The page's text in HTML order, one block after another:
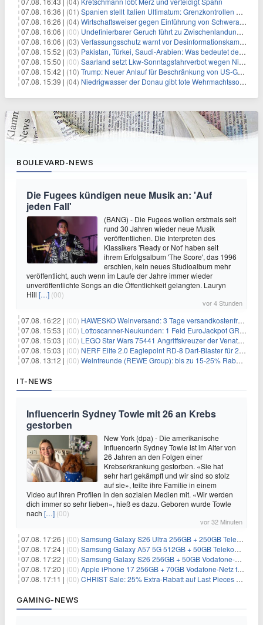
07.08. 16:36 | (01) Spanien stellt Italien Ultimatum: Grenzkontrollen beenden
07.08. 16:26 | (04) Wirtschaftsweiser gegen Einführung von Schwerarbeiter-Rente
07.08. 16:06 | (00) Undefinierbarer Geruch führt zu Zwischenlandung von Flieger
07.08. 16:06 | (03) Verfassungsschutz warnt vor Desinformationskampagne gegen Merz
07.08. 15:52 | (03) Pakistan, Türkei, Saudi-Arabien: Was bedeutet der neue Pakt?
07.08. 15:50 | (00) Saarland setzt Lkw-Sonntagsfahrverbot wegen Niedrigwasser aus
07.08. 15:42 | (10) Trump: Neuer Anlauf für Beschränkung von US-Geburtsrecht
07.08. 15:39 | (04) Niedrigwasser der Donau gibt tote Wehrmachtssoldaten frei
BOULEVARD-NEWS
Die Fugees kündigen neue Musik an: 'Auf
jeden Fall'
(BANG) - Die Fugees wollen erstmals seit
rund 30 Jahren wieder neue Musik
veröffentlichen. Die Interpreten des
Klassikers 'Ready or Not' haben seit
ihrem Erfolgsalbum 'The Score', das 1996
erschien, kein neues Studioalbum mehr
veröffentlicht, auch wenn im Laufe der Jahre immer wieder
unveröffentlichte Songs an die Öffentlichkeit gelangten. Lauryn
Hill […] (00)
vor 4 Stunden
07.08. 16:22 | (00) HAWESKO Weinversand: 3 Tage versandkostenfrei bestellen (MBW 25€)
07.08. 15:53 | (00) Lottoscanner-Neukunden: 1 Feld EuroJackpot GRATIS spielen
07.08. 15:03 | (00) LEGO Star Wars 75441 Angriffskreuzer der Venator-Klasse für 50,25€
07.08. 15:03 | (00) NERF Elite 2.0 Eaglepoint RD-8 Dart-Blaster für 20,49€
07.08. 13:12 | (00) Weinfreunde (REWE Group): bis zu 15-25% Rabatt je nach Anzahl der Flaschen
IT-NEWS
Influencerin Sydney Towle mit 26 an Krebs
gestorben
New York (dpa) - Die amerikanische
Influencerin Sydney Towle ist im Alter von
26 Jahren an den Folgen einer
Krebserkrankung gestorben. «Sie hat
sehr hart gekämpft und wir sind so stolz
auf sie», teilte ihre Familie in einem
Video auf ihren Profilen in den sozialen Medien mit. «Wir werden
dich immer so sehr lieben», hieß es dazu. Geboren wurde Towle
nach […] (00)
vor 32 Minuten
07.08. 17:26 | (00) Samsung Galaxy S26 Ultra 256GB + 250GB Telekom-Netz für 34€/Monat (effektiv 5,42€/Monat)
07.08. 17:24 | (00) Samsung Galaxy A57 5G 512GB + 50GB Telekom-Netz für 20€/Monat (effektiv 3,33€/Monat)
07.08. 17:22 | (00) Samsung Galaxy S26 256GB + 50GB Vodafone-Netz für 19,99€/Monat (effektiv 1,26€/Monat)
07.08. 17:20 | (00) Apple iPhone 17 256GB + 70GB Vodafone-Netz für 34,99€/Monat (effektiv 6,41€/Monat)
07.08. 17:11 | (00) CHRIST Sale: 25% Extra-Rabatt auf Last Pieces bei Schmuck & Uhren
GAMING-NEWS